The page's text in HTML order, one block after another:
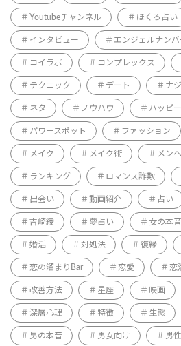
Youtubeチャンネル ほくろ占い
インタビュー エンジェルナンバ
コイラボ コンプレックス
テクニック デート ナ
ネタ ノウハウ ハッピ
パワースポット ファッション
メイク メイク術 メン
ランキング ロマンス詐欺
出会い 動画紹介 占い
吉崎綾 夢占い 女の本音
婚活 対処法 復縁
恋の溜まりBar 恋愛 恋
改善方法 星座 映画
深層心理 特徴 生態
男の本音 男女向け 男